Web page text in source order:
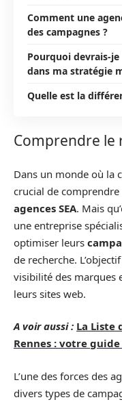
Comment une
des campagnes ?
Pourquoi devrais-
dans ma stratégie
Quelle est la
Comprendre le
Dans un monde où la
crucial de
agences SEA. Mais
une entreprise
optimiser leurs
de recherche.
visibilité des marques
leurs sites web.
A voir aussi : La Liste
Rennes : votre
L’une des forces des
divers types de